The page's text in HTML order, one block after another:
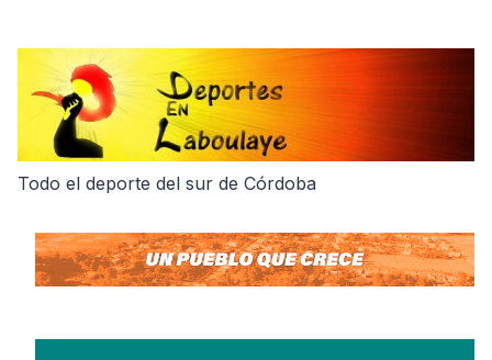
Todo el deporte del sur de Córdoba